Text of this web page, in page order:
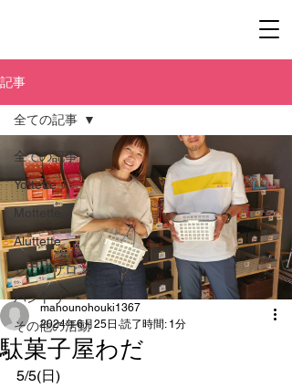
記事
全ての記事
Yottette
Mottette
Aluttette
シニアサロン
パントリー
その他の活動
全ての記事
駄菓子屋わだ
mahounohouki1367
2024年6月25日 読了時間: 1分
5/5(日)